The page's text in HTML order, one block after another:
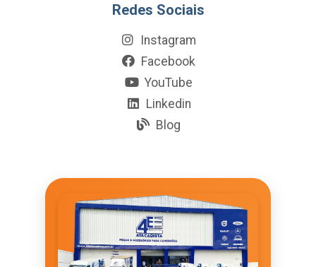
Redes Sociais
Instagram
Facebook
YouTube
Linkedin
Blog